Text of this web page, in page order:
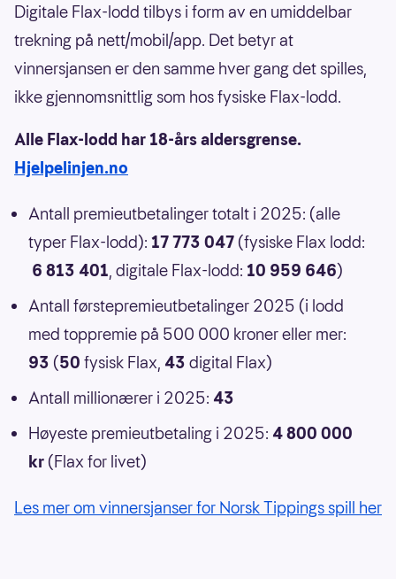
Digitale Flax-lodd tilbys i form av en umiddelbar
trekning på nett/mobil/app. Det betyr at
vinnersjansen er den samme hver gang det spilles,
ikke gjennomsnittlig som hos fysiske Flax-lodd.
Alle Flax-lodd har 18-års aldersgrense.
Hjelpelinjen.no
Antall premieutbetalinger totalt i 2025: (alle
typer Flax-lodd): 17 773 047 (fysiske Flax lodd:
6 813 401, digitale Flax-lodd: 10 959 646)
Antall førstepremieutbetalinger 2025 (i lodd
med toppremie på 500 000 kroner eller mer:
93 (50 fysisk Flax, 43 digital Flax)
Antall millionærer i 2025: 43
Høyeste premieutbetaling i 2025: 4 800 000
kr (Flax for livet)
Les mer om vinnersjanser for Norsk Tippings spill her